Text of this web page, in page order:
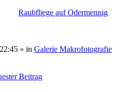
Raubfliege auf Odermennig
» in Galerie Makrofotografie
Beitrag